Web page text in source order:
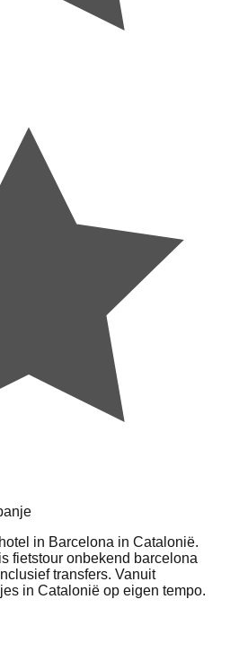
in Barcelona in Catalonië.
fietstour onbekend barcelona
transfers. Vanuit
in Catalonië op eigen tempo.